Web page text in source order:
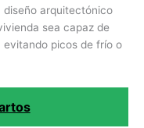
diseño arquitectónico
sea capaz de
picos de frío o